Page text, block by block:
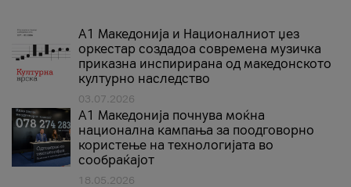
А1 Македонија и Националниот џез
оркестар создадоа современа музичка
приказна инспирирана од македонското
културно наследство
03.07.2026
A1 Македонија почнува моќна
национална кампања за поодговорно
користење на технологијата во
сообраќајот
18.05.2026